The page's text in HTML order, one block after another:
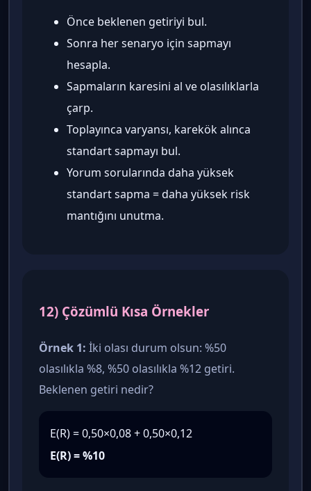
Önce beklenen getiriyi bul.
Sonra her senaryo için sapmayı
hesapla.
Sapmaların karesini al ve olasılıklarla
çarp.
Toplayınca varyansı, karekök alınca
standart sapmayı bul.
Yorum sorularında daha yüksek
standart sapma = daha yüksek risk
mantığını unutma.
12) Çözümlü Kısa Örnekler
Örnek 1: İki olası durum olsun: %50
olasılıkla %8, %50 olasılıkla %12 getiri.
Beklenen getiri nedir?
E(R) = 0,50×0,08 + 0,50×0,12
E(R) = %10